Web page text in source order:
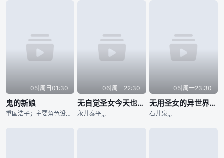
05|周日01:30
鬼的新娘
重国浩子；主要角色设定：田中日香里,,,
06|周二22:30
无自觉圣女今天也无意识地释放力量
永井泰平,,,
05|周一23:30
无用圣女的异世界美食之旅 凭借隐藏技能召唤露营车
石井泉,,,